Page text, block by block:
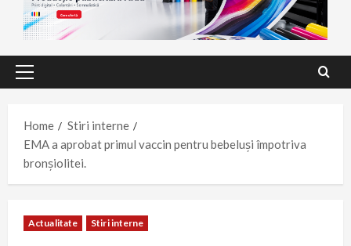
Primary
Home
Stiri interne
EMA a aprobat primul vaccin pentru bebeluși împotriva
bronşiolitei.
Actualitate Stiri interne